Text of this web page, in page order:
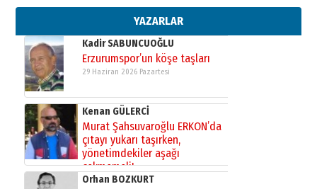
YAZARLAR
Kadir SABUNCUOĞLU
Erzurumspor’un köşe taşları
29 Haziran 2026 Pazartesi
Kenan GÜLERCİ
Murat Şahsuvaroğlu ERKON’da
çıtayı yukarı taşırken,
yönetimdekiler aşağı
çekmemeli!
17 Şubat 2026 SalıOrhan BOZKURT